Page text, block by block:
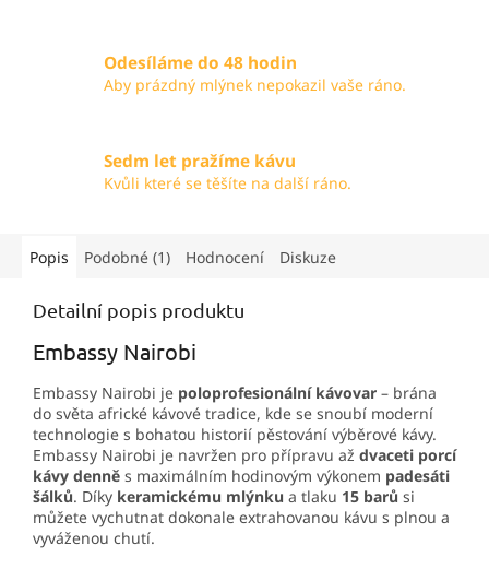
Odesíláme do 48 hodin
Aby prázdný mlýnek nepokazil vaše ráno.
Sedm let pražíme kávu
Kvůli které se těšíte na další ráno.
Popis Podobné (1) Hodnocení Diskuze
Detailní popis produktu
Embassy Nairobi
Embassy Nairobi je poloprofesionální kávovar – brána
do světa africké kávové tradice, kde se snoubí moderní
technologie s bohatou historií pěstování výběrové kávy.
Embassy Nairobi je navržen pro přípravu až dvaceti porcí
kávy denně s maximálním hodinovým výkonem padesáti
šálků. Díky keramickému mlýnku a tlaku 15 barů si
můžete vychutnat dokonale extrahovanou kávu s plnou a
vyváženou chutí.